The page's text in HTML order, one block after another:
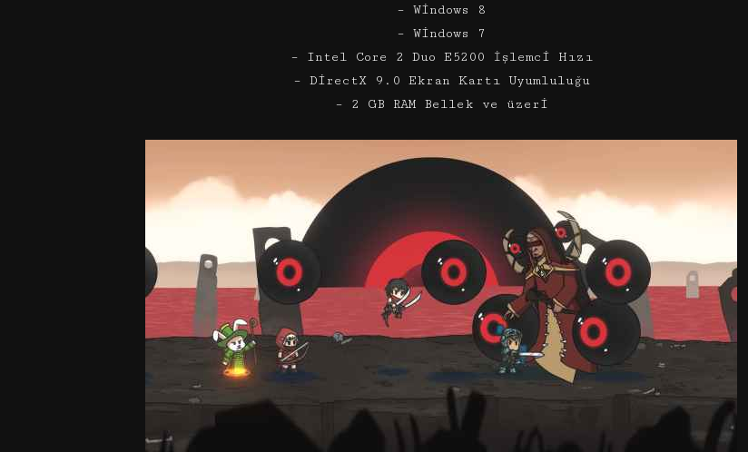
– Windows 8
– Windows 7
– Intel Core 2 Duo E5200 İşlemci Hızı
– DirectX 9.0 Ekran Kartı Uyumluluğu
– 2 GB RAM Bellek ve üzeri